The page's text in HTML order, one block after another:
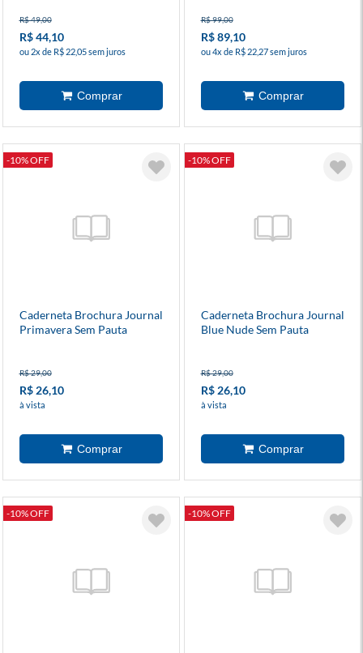
R$ 49,00
R$ 44,10
ou 2x de R$ 22,05 sem juros
R$ 99,00
R$ 89,10
ou 4x de R$ 22,27 sem juros
-10% OFF
Caderneta Brochura Journal
Primavera Sem Pauta
R$ 29,00
R$ 26,10
à vista
-10% OFF
Caderneta Brochura Journal
Blue Nude Sem Pauta
R$ 29,00
R$ 26,10
à vista
-10% OFF -10% OFF